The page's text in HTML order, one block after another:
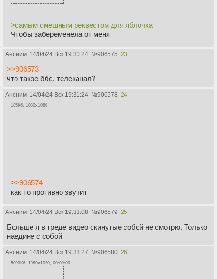
>самым смешным реквестом для яблочка
Чтобы забеременела от меня
Аноним 14/04/24 Вск 19:30:24 №906575 23
>>906573
что такое ббс, телеканал?
Аноним 14/04/24 Вск 19:31:24 №906578 24
185Кб, 1080x1080
>>906574
как то противно звучит
Аноним 14/04/24 Вск 19:33:08 №906579 25
Больше я в треде видео скинутые собой не смотрю. Только
наедине с собой
Аноним 14/04/24 Вск 19:33:27 №906580 26
5099Кб, 1080x1920, 00:00:09